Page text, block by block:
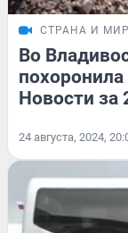
СТРАНА И МИР
Во
Новости за
24 августа, 2024,